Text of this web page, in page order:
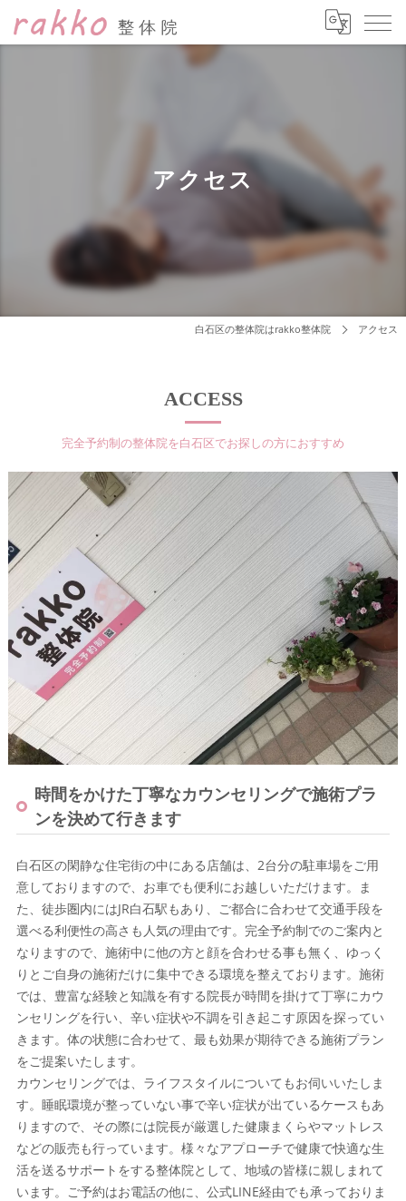
アクセス
白石区の整体院はrakko整体院 アクセス
完全予約制の整体院を白石区でお探しの方におすすめ
ACCESS
時間をかけた丁寧なカウンセリングで施術プラ
ンを決めて行きます
白石区の閑静な住宅街の中にある店舗は、2台分の駐車場をご用
意しておりますので、お車でも便利にお越しいただけます。ま
た、徒歩圏内にはJR白石駅もあり、ご都合に合わせて交通手段を
選べる利便性の高さも人気の理由です。完全予約制でのご案内と
なりますので、施術中に他の方と顔を合わせる事も無く、ゆっく
りとご自身の施術だけに集中できる環境を整えております。施術
では、豊富な経験と知識を有する院長が時間を掛けて丁寧にカウ
ンセリングを行い、辛い症状や不調を引き起こす原因を探ってい
きます。体の状態に合わせて、最も効果が期待できる施術プラン
をご提案いたします。
カウンセリングでは、ライフスタイルについてもお伺いいたしま
す。睡眠環境が整っていない事で辛い症状が出ているケースもあ
りますので、その際には院長が厳選した健康まくらやマットレス
などの販売も行っています。様々なアプローチで健康で快適な生
活を送るサポートをする整体院として、地域の皆様に親しまれて
います。ご予約はお電話の他に、公式LINE経由でも承っておりま